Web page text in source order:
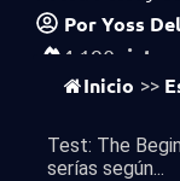
PorYoss
4,190 vistas
Inicio >>
Test: The
serías según...